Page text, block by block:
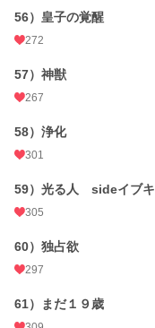
56）皇子の覚醒
272
57）神獣
267
58）浄化
301
59）光る人 sideイブキ
305
60）独占欲
297
61）まだ１９歳